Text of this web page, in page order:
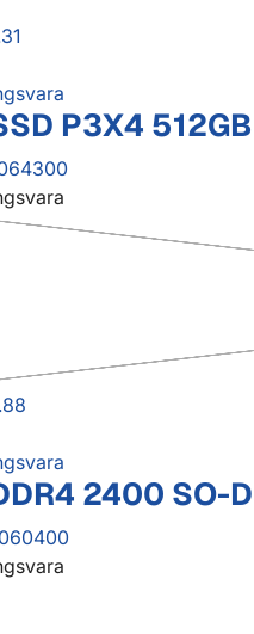
P3X4
2400 SO-